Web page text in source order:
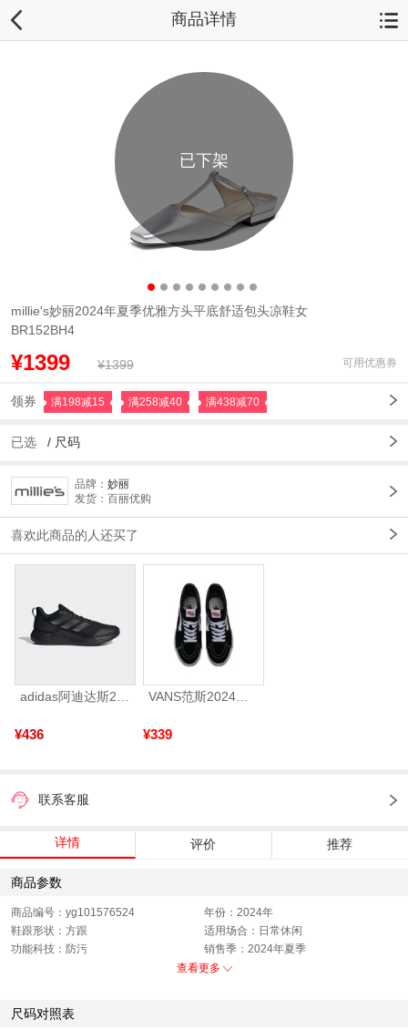
商品详情
已下架
millie's妙丽2024年夏季优雅方头平底舒适包头凉鞋女
BR152BH4
¥1399 ¥1399 可用优惠券
领券 满198减15 满258减40 满438减70
已选 / 尺码
品牌： 妙丽
发货：百丽优购
喜欢此商品的人还买了
¥436 ¥339
联系客服
详情 评价 推荐
商品参数
商品编号：yg101576524
年份：2024年
鞋跟形状：方跟
适用场合：日常休闲
功能科技：防污
销售季：2024年夏季
上市时间：2024年夏季
色系：银色
鞋类流行款式：凉拖鞋
参考标准尺码：36码
闭合方式：套脚
查看更多
尺码对照表